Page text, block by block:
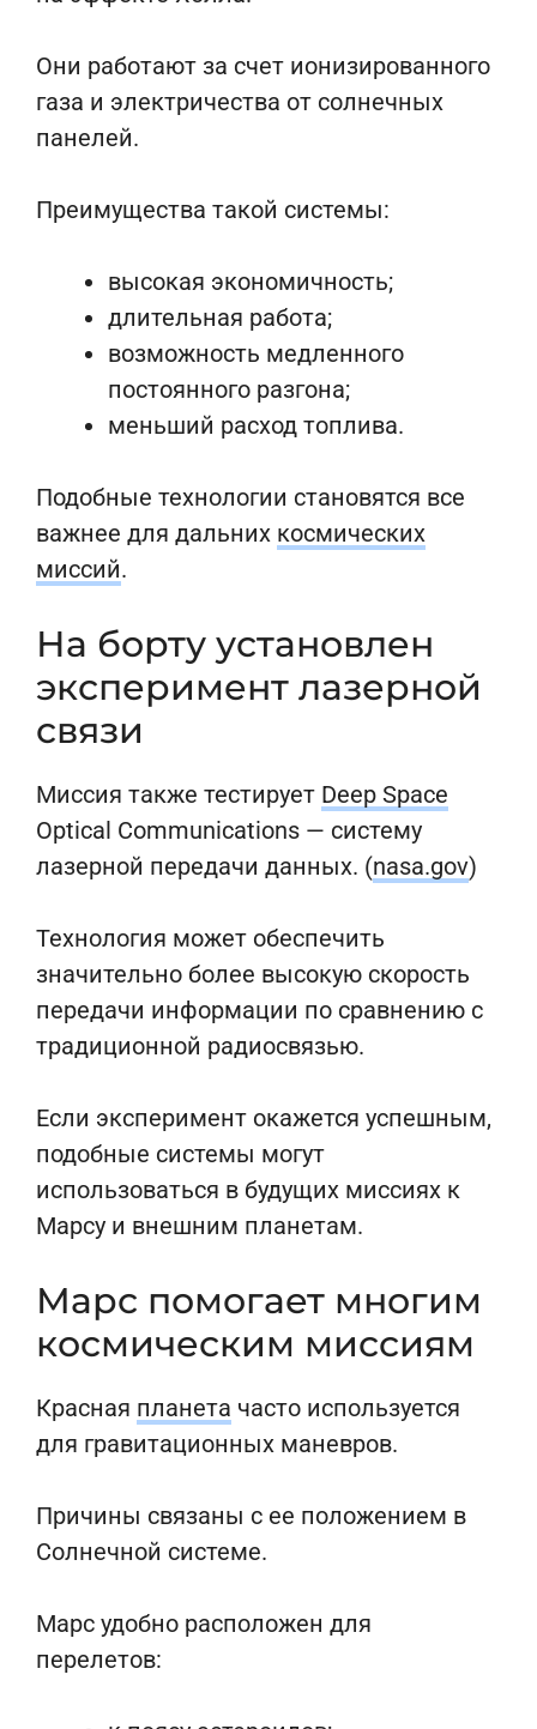
Они работают за счет ионизированного
газа и электричества от солнечных
панелей.
Преимущества такой системы:
высокая экономичность;
длительная работа;
возможность медленного
постоянного разгона;
меньший расход топлива.
Подобные технологии становятся все
важнее для дальних космических
миссий.
На борту установлен
эксперимент лазерной
связи
Миссия также тестирует Deep Space
Optical Communications — систему
лазерной передачи данных. (nasa.gov)
Технология может обеспечить
значительно более высокую скорость
передачи информации по сравнению с
традиционной радиосвязью.
Если эксперимент окажется успешным,
подобные системы могут
использоваться в будущих миссиях к
Марсу и внешним планетам.
Марс помогает многим
космическим миссиям
Красная планета часто используется
для гравитационных маневров.
Причины связаны с ее положением в
Солнечной системе.
Марс удобно расположен для
перелетов: